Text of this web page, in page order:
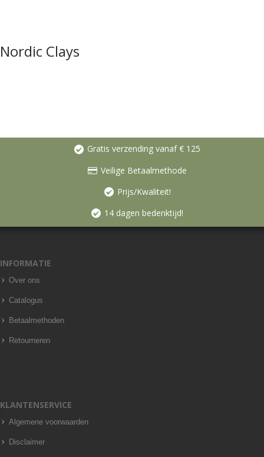
Nordic Clays
Gratis verzending vanaf € 125
Veilige Betaalmethode
Prijs/Kwaliteit!
14 dagen bedenktijd!
INFORMATIE
Over ons
Catalogus
Betaalmethoden
Retourneren
KLANTENSERVICE
Algemene voorwaarden
Disclaimer